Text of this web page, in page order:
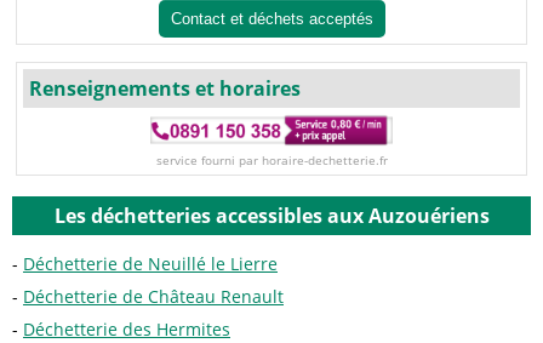
Contact et déchets acceptés
Renseignements et horaires
service fourni par horaire-dechetterie.fr
Les déchetteries accessibles aux Auzouériens
Déchetterie de Neuillé le Lierre
Déchetterie de Château Renault
Déchetterie des Hermites